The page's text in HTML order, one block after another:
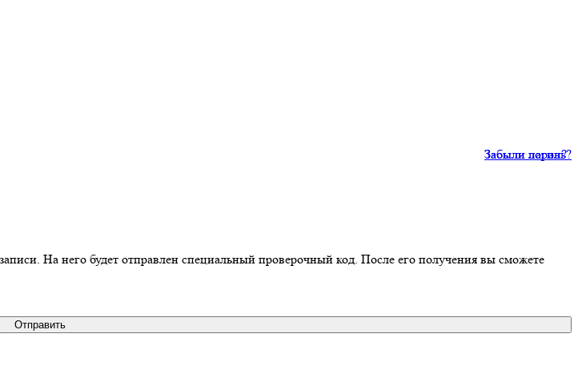
Забыли пароль?
Забыли логин?
На него будет отправлен специальный проверочный код. После его получения вы сможете
Отправить